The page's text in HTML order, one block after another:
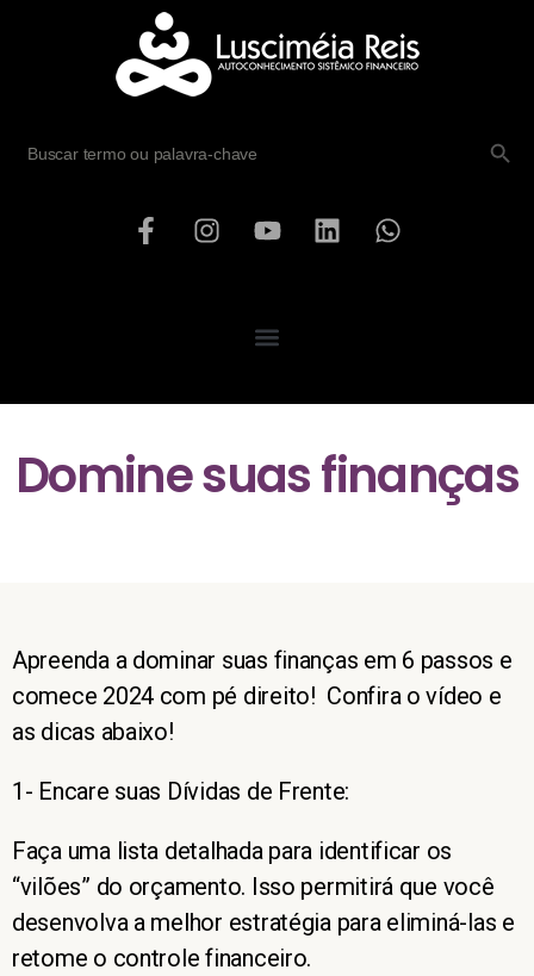
for:
Domine suas finanças
Apreenda a dominar suas finanças em 6 passos e
comece 2024 com pé direito! Confira o vídeo e
as dicas abaixo!
1- Encare suas Dívidas de Frente:
Faça uma lista detalhada para identificar os
“vilões” do orçamento. Isso permitirá que você
desenvolva a melhor estratégia para eliminá-las e
retome o controle financeiro.